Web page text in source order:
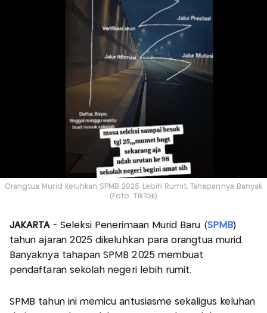
Orangtua Murid Keluhkan SPMB 2025 Lebih Rumit, Tahapannya Banyak
(Foto: TikTok)
JAKARTA - Seleksi Penerimaan Murid Baru (SPMB)
tahun ajaran 2025 dikeluhkan para orangtua murid.
Banyaknya tahapan SPMB 2025 membuat
pendaftaran sekolah negeri lebih rumit.
SPMB tahun ini memicu antusiasme sekaligus keluhan